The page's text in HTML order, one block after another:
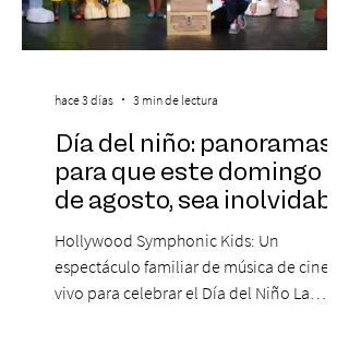
Día del niño: panoramas
para que este domingo 09
de agosto, sea inolvidable
Hollywood Symphonic Kids: Un
espectáculo familiar de música de cine en
vivo para celebrar el Día del Niño La
hace 3 días 3 min de lectura